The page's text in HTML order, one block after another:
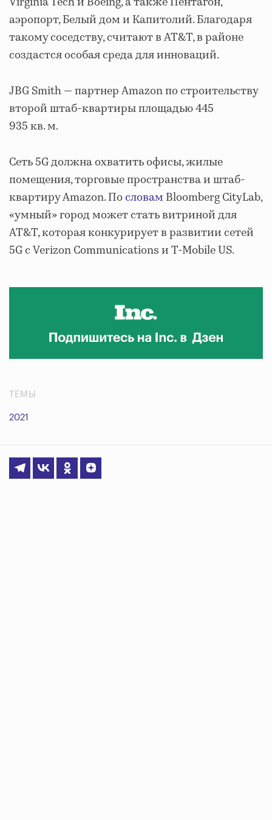
аэропорт, Белый дом и Капитолий. Благодаря
такому соседству, считают в AT&T, в районе
создастся особая среда для инноваций.
JBG Smith — партнер Amazon по строительству
второй штаб-квартиры площадью 445
935 кв. м.
Сеть 5G должна охватить офисы, жилые
помещения, торговые пространства и штаб-
квартиру Amazon. Пословам Bloomberg CityLab,
«умный» город может стать витриной для
AT&T, которая конкурирует в развитии сетей
5G с Verizon Communications и T-Mobile US.
ТЕМЫ
2021